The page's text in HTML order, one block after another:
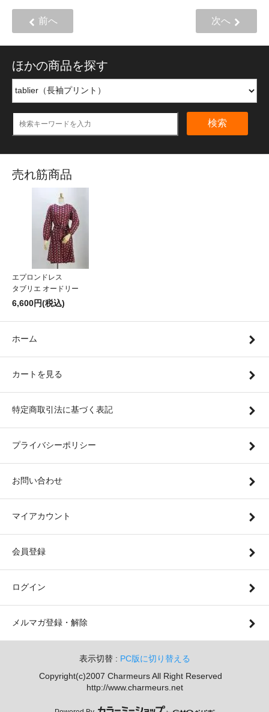
前へ 次へ
ほかの商品を探す
検索
売れ筋商品
エプロンドレス
タブリエ オードリー
6,600円(税込)
ホーム
カートを見る
特定商取引法に基づく表記
プライバシーポリシー
お問い合わせ
マイアカウント
会員登録
ログイン
メルマガ登録・解除
表示切替 : PC版に切り替える
Copyright(c)2007 Charmeurs All Right Reserved
http://www.charmeurs.net